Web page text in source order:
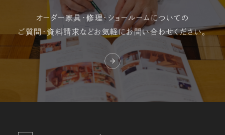
オーダー家具・修理・ ショールームについての
ご質問・資料請求などお気軽にお問い合わせください。